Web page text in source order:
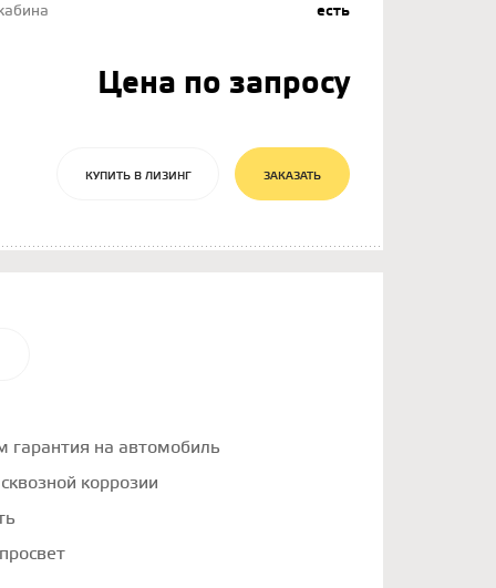
есть
Цена по запросу
КУПИТЬ В ЛИЗИНГ ЗАКАЗАТЬ
гарантия на автомобиль
коррозии